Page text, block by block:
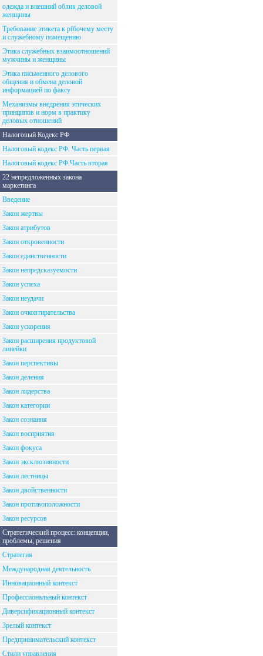
одежда и внешний облик деловой
женщины
Требование этикета к рfбочему месту
и служебному помещению
Этика служебных взаимоотношений
мужчины и женщины
Этика письменного делового
общения и обмена деловой
информацией по факсу
Механизмы внедрения этических
принципов и норм в практику
деловых отношений
Налоговый Кодекс РФ
Налоговый кодекс РФ. Часть первая
Налоговый кодекс РФ.Часть вторая
22 непредложенных закона
маркетинга
Введение
Закон жертвы
Закон атрибутов
Закон откровенности
Закон единственности
Закон непредсказуемости
Закон успеха
Закон неудачи
Закон очковтирательства
Закон ускорения
Закон расширения продуктовой
линейки
Закон перспективы
Закон деления
Закон лидерства
Закон категории
Закон сознания
Закон восприятия
Закон фокуса
Закон эксклюзивности
Закон лестницы
Закон двойственности
Закон противоположности
Закон ресурсов
Стратегический процесс: концепции,
проблемы, решения
Стратегия
Международная деятельность
Инновационный контекст
Профессиональный контекст
Диверсификационный контекст
Зрелый контекст
Предпринимательский контекст
Стили управления